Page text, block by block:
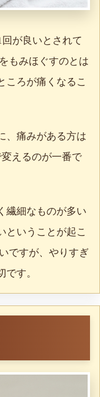
が良いとされて
もみほぐすのとは
ころが痛くなるこ
、痛みがある方は
えるのが一番で
繊細なものが多い
ということが起こ
ですが、やりすぎ
す。